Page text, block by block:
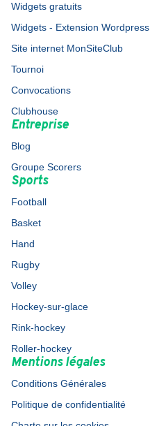
Widgets gratuits
Widgets - Extension Wordpress
Site internet MonSiteClub
Tournoi
Convocations
Clubhouse
Entreprise
Blog
Groupe Scorers
Sports
Football
Basket
Hand
Rugby
Volley
Hockey-sur-glace
Rink-hockey
Roller-hockey
Mentions légales
Conditions Générales
Politique de confidentialité